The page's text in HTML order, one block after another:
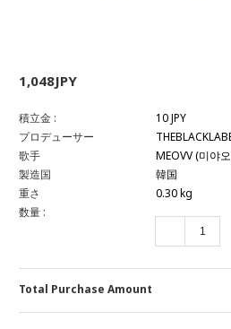
1,048JPY
積立金 :
10 JPY
プロデューサー
歌手
MEOVV (미야
製造国
韓国
重さ
0.30 kg
数量 :
Total Purchase Amount